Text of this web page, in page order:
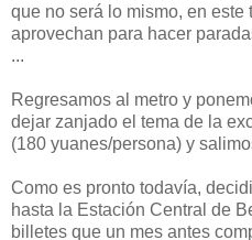
que no será lo mismo, en este
aprovechan para hacer
...
Regresamos al metro y
dejar zanjado el tema de la
(180 yuanes/persona) y
Como es pronto todavía,
hasta la Estación Central de
billetes que un mes antes